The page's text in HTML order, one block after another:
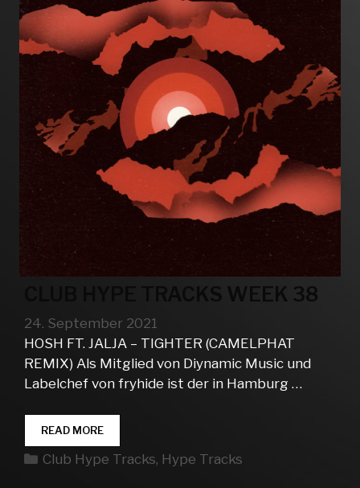
CLUB HYPE TRACKS WEEK 38
24. September 2021
HOSH FT. JALJA – TIGHTER (CAMELPHAT
REMIX) Als Mitglied von Diynamic Music und
Labelchef von fryhide ist der in Hamburg …
READ MORECLUB
HYPE
TRACKS
Kategorien
Club Hype Tracks, Hype Tracks